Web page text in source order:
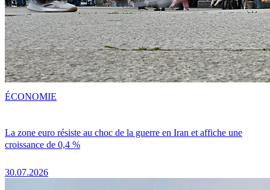
La zone euro résiste au choc de la guerre en Iran et affiche une
croissance de 0,4 %
30.07.2026
ÉCONOMIE